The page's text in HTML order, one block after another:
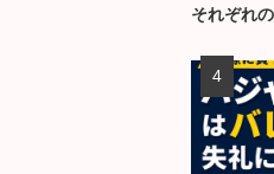
それぞれ